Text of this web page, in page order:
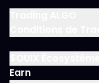
Earn